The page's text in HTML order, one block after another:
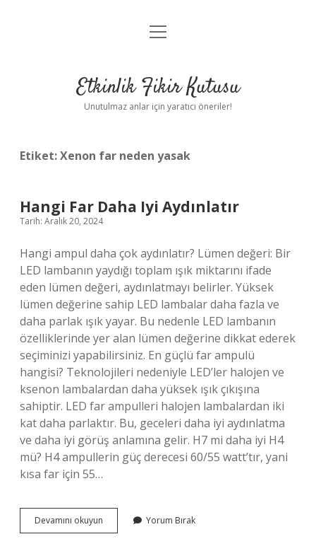
Anasayfa
Yasal Uyarı
menüyü
Etkinlik Fikir Kutusu
Unutulmaz anlar için yaratıcı öneriler!
Etiket:Xenon far neden yasak
Hangi Far Daha Iyi Aydınlatır
Tarih: Aralık 20, 2024
Hangi ampul daha çok aydınlatır? Lümen değeri: Bir
LED lambanın yaydığı toplam ışık miktarını ifade
eden lümen değeri, aydınlatmayı belirler. Yüksek
lümen değerine sahip LED lambalar daha fazla ve
daha parlak ışık yayar. Bu nedenle LED lambanın
özelliklerinde yer alan lümen değerine dikkat ederek
seçiminizi yapabilirsiniz. En güçlü far ampulü
hangisi? Teknolojileri nedeniyle LED’ler halojen ve
ksenon lambalardan daha yüksek ışık çıkışına
sahiptir. LED far ampulleri halojen lambalardan iki
kat daha parlaktır. Bu, geceleri daha iyi aydınlatma
ve daha iyi görüş anlamına gelir. H7 mi daha iyi H4
mü? H4 ampullerin güç derecesi 60/55 watt’tır, yani
kısa far için 55…
Devamını okuyun
Far
Yorum Bırak